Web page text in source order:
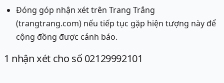
Đóng góp nhận xét trên Trang Trắng
(trangtrang.com) nếu tiếp tục gặp hiện tượng này để
cộng đồng được cảnh báo.
1 nhận xét cho số 02129992101